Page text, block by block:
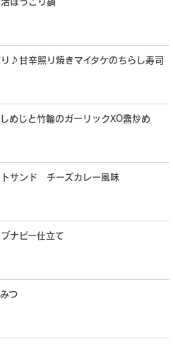
♪甘辛照り焼きマイタケのちらし寿司
めじと竹輪のガーリックXO醬炒め
サンド チーズカレー風味
ナピー仕立て
つ